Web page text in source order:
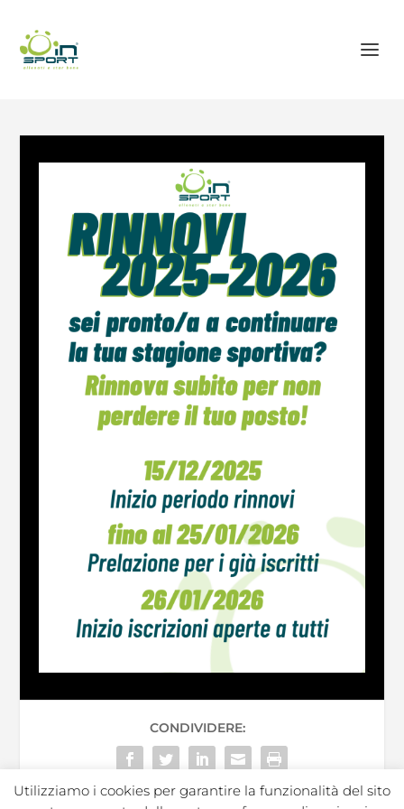
CONDIVIDERE:
Utilizziamo i cookies per garantire la funzionalità del sito